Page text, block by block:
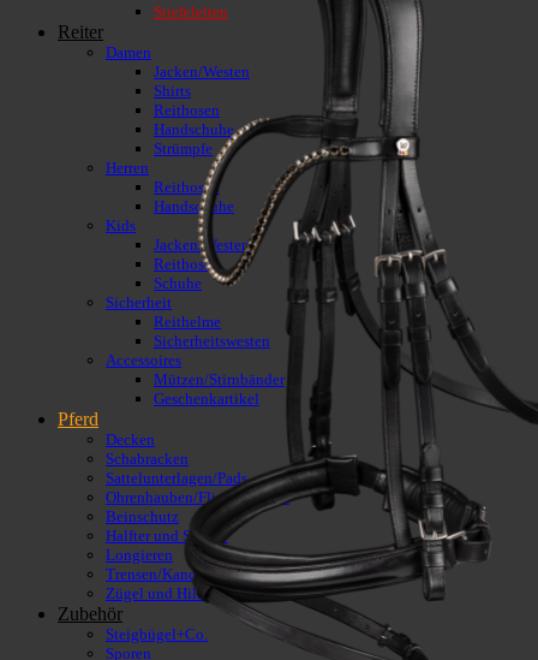
Stiefeletten
Reiter
Damen
Jacken/Westen
Shirts
Reithosen
Handschuhe
Strümpfe
Herren
Reithosen
Handschuhe
Kids
Jacken/Westen
Reithosen
Schuhe
Sicherheit
Reithelme
Sicherheitswesten
Accessoires
Mützen/Stirnbänder
Geschenkartikel
Pferd
Decken
Schabracken
Sattelunterlagen/Pads
Ohrenhauben/Fliegenschutz
Beinschutz
Halfter und Stricke
Longieren
Trensen/Kandaren
Zügel und Hilfszügel
Zubehör
Steigbügel+Co.
Sporen